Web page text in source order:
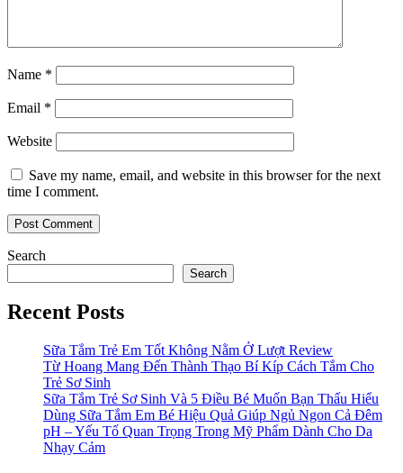
Name *
Email *
Website
Save my name, email, and website in this browser for the next
time I comment.
Search
Search
Recent Posts
Sữa Tắm Trẻ Em Tốt Không Nằm Ở Lượt Review
Từ Hoang Mang Đến Thành Thạo Bí Kíp Cách Tắm Cho
Trẻ Sơ Sinh
Sữa Tắm Trẻ Sơ Sinh Và 5 Điều Bé Muốn Bạn Thấu Hiểu
Dùng Sữa Tắm Em Bé Hiệu Quả Giúp Ngủ Ngon Cả Đêm
pH – Yếu Tố Quan Trọng Trong Mỹ Phẩm Dành Cho Da
Nhạy Cảm